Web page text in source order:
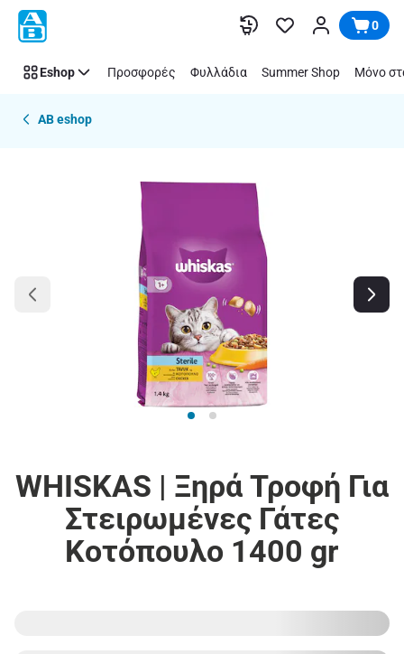
Παράλειψη 0
Eshop Προσφορές Φυλλάδια Summer Shop Μόνο
AB eshop
WHISKAS | Ξηρά Τροφή Για
Στειρωμένες Γάτες
Κοτόπουλο 1400 gr